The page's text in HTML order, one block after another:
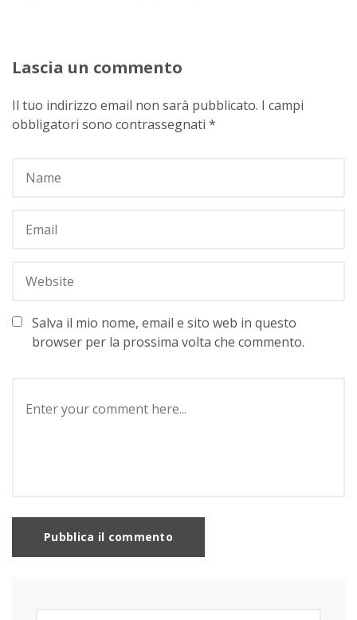
Lascia un commento
Il tuo indirizzo email non sarà pubblicato. I campi
obbligatori sono contrassegnati *
Salva il mio nome, email e sito web in questo
browser per la prossima volta che commento.